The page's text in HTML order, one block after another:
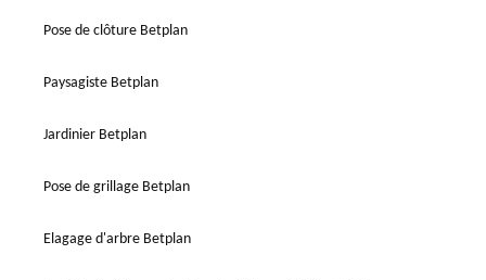
Pose de clôture Betplan
Paysagiste Betplan
Jardinier Betplan
Pose de grillage Betplan
Elagage d'arbre Betplan